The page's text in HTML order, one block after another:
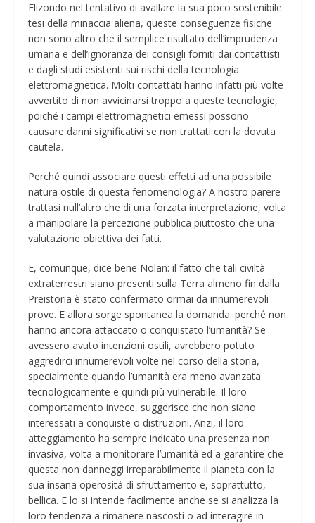
Elizondo nel tentativo di avallare la sua poco sostenibile
tesi della minaccia aliena, queste conseguenze fisiche
non sono altro che il semplice risultato dell’imprudenza
umana e dell’ignoranza dei consigli forniti dai contattisti
e dagli studi esistenti sui rischi della tecnologia
elettromagnetica. Molti contattati hanno infatti più volte
avvertito di non avvicinarsi troppo a queste tecnologie,
poiché i campi elettromagnetici emessi possono
causare danni significativi se non trattati con la dovuta
cautela.
Perché quindi associare questi effetti ad una possibile
natura ostile di questa fenomenologia? A nostro parere
trattasi null’altro che di una forzata interpretazione, volta
a manipolare la percezione pubblica piuttosto che una
valutazione obiettiva dei fatti.
E, comunque, dice bene Nolan: il fatto che tali civiltà
extraterrestri siano presenti sulla Terra almeno fin dalla
Preistoria è stato confermato ormai da innumerevoli
prove. E allora sorge spontanea la domanda: perché non
hanno ancora attaccato o conquistato l’umanità? Se
avessero avuto intenzioni ostili, avrebbero potuto
aggredirci innumerevoli volte nel corso della storia,
specialmente quando l’umanità era meno avanzata
tecnologicamente e quindi più vulnerabile. Il loro
comportamento invece, suggerisce che non siano
interessati a conquiste o distruzioni. Anzi, il loro
atteggiamento ha sempre indicato una presenza non
invasiva, volta a monitorare l’umanità ed a garantire che
questa non danneggi irreparabilmente il pianeta con la
sua insana operosità di sfruttamento e, soprattutto,
bellica. E lo si intende facilmente anche se si analizza la
loro tendenza a rimanere nascosti o ad interagire in